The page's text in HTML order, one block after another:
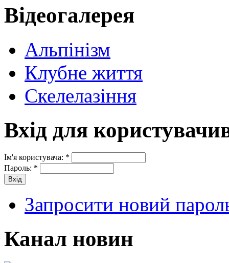
Відеогалерея
Альпінізм
Клубне життя
Скелелазіння
Вхід для
Ім'я користувача: *
Пароль: *
Запросити новий
Канал новин